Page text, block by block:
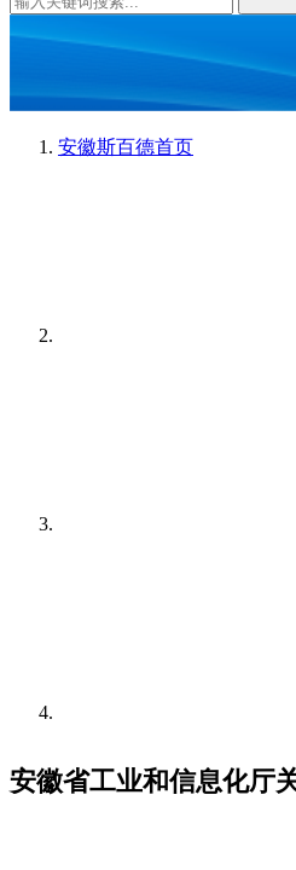
安徽斯百德首页
安徽省工业和信息化厅